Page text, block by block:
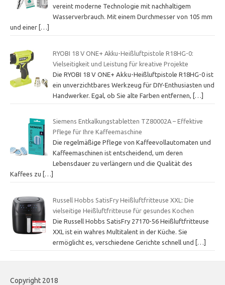
vereint moderne Technologie mit nachhaltigem
Wasserverbrauch. Mit einem Durchmesser von 105 mm
und einer […]
RYOBI 18 V ONE+ Akku-Heißluftpistole R18HG-0:
Vielseitigkeit und Leistung für kreative Projekte
Die RYOBI 18 V ONE+ Akku-Heißluftpistole R18HG-0 ist
ein unverzichtbares Werkzeug für DIY-Enthusiasten und
Handwerker. Egal, ob Sie alte Farben entfernen,
[…]
Siemens Entkalkungstabletten TZ80002A – Effektive
Pflege für Ihre Kaffeemaschine
Die regelmäßige Pflege von Kaffeevollautomaten und
Kaffeemaschinen ist entscheidend, um deren
Lebensdauer zu verlängern und die Qualität des
Kaffees zu
[…]
Russell Hobbs SatisFry Heißluftfritteuse XXL: Die
vielseitige Heißluftfritteuse für gesundes Kochen
Die Russell Hobbs SatisFry 27170-56 Heißluftfritteuse
XXL ist ein wahres Multitalent in der Küche. Sie
ermöglicht es, verschiedene Gerichte schnell und […]
Copyright 2018